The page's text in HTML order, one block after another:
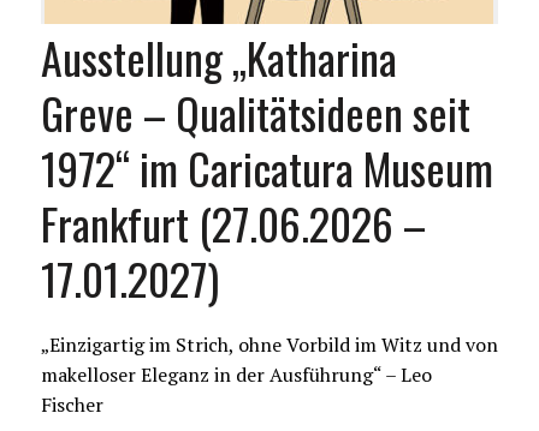
Ausstellung „Katharina
Greve – Qualitätsideen seit
1972“ im Caricatura Museum
Frankfurt (27.06.2026 –
17.01.2027)
„Einzigartig im Strich, ohne Vorbild im Witz und von
makelloser Eleganz in der Ausführung“ – Leo
Fischer